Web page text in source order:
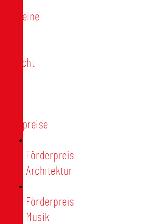
Allgemeine
Übersicht
Förderpreise
Förderpreis
Architektur
Förderpreis
Musik